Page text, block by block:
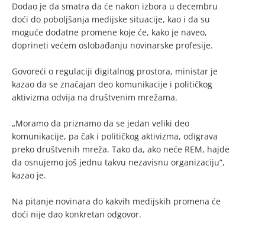
Dodao je da smatra da će nakon izbora u decembru
doći do poboljšanja medijske situacije, kao i da su
moguće dodatne promene koje će, kako je naveo,
doprineti većem oslobađanju novinarske profesije.
Govoreći o regulaciji digitalnog prostora, ministar je
kazao da se značajan deo komunikacije i političkog
aktivizma odvija na društvenim mrežama.
„Moramo da priznamo da se jedan veliki deo
komunikacije, pa čak i političkog aktivizma, odigrava
preko društvenih mreža. Tako da, ako neće REM, hajde
da osnujemo još jednu takvu nezavisnu organizaciju“,
kazao je.
Na pitanje novinara do kakvih medijskih promena će
doći nije dao konkretan odgovor.